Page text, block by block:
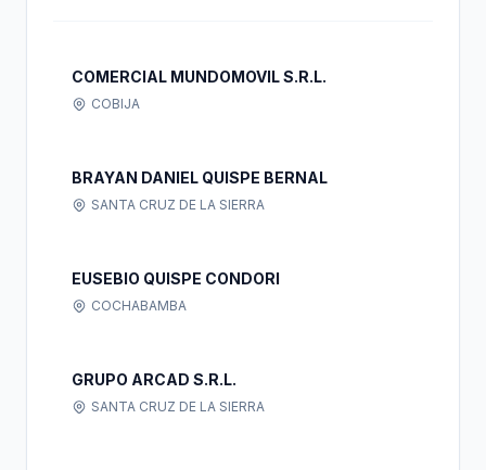
COMERCIAL MUNDOMOVIL S.R.L.
COBIJA
BRAYAN DANIEL QUISPE BERNAL
SANTA CRUZ DE LA SIERRA
EUSEBIO QUISPE CONDORI
COCHABAMBA
GRUPO ARCAD S.R.L.
SANTA CRUZ DE LA SIERRA